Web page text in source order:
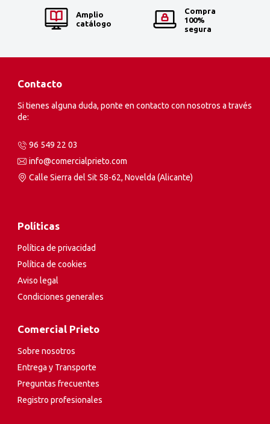
Amplio
catálogo
Compra
100%
segura
Contacto
Si tienes alguna duda, ponte en contacto con nosotros a través
de:
96 549 22 03
info@comercialprieto.com
Calle Sierra del Sit 58-62, Novelda (Alicante)
Políticas
Política de privacidad
Política de cookies
Aviso legal
Condiciones generales
Comercial Prieto
Sobre nosotros
Entrega y Transporte
Preguntas frecuentes
Registro profesionales